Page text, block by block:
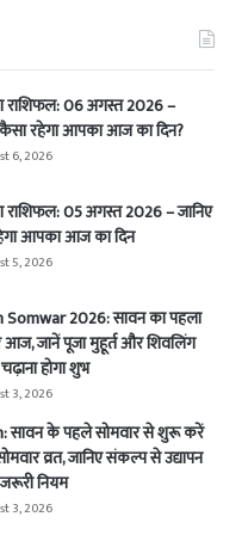
06 अगस्त 2026 –
कैसा रहेगा आपका आज का दिन?
6, 2026
05 अगस्त 2026 – जानिए
आपका आज का दिन
5, 2026
Somwar 2026: सावन का पहला
आज, जानें पूजा मुहूर्त और शिवलिंग
होगा शुभ
3, 2026
सावन के पहले सोमवार से शुरू करें
व्रत, जानिए संकल्प से उद्यापन
नियम
3, 2026